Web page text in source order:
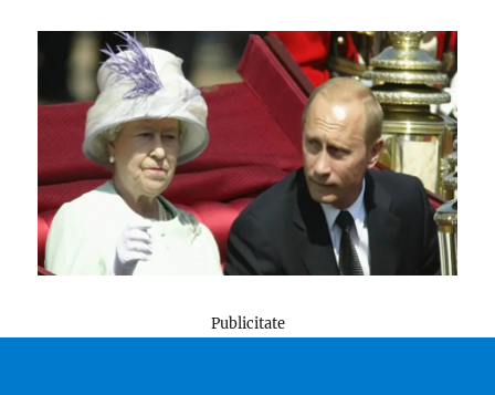
Publicitate